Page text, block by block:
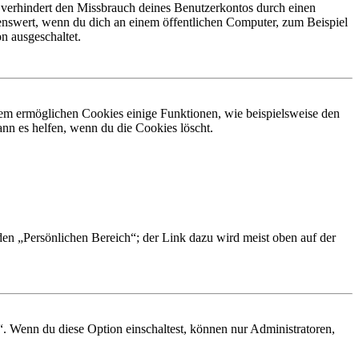
den Missbrauch deines Benutzerkontos durch einen
wenn du dich an einem öffentlichen Computer, zum Beispiel
ausgeschaltet.
ermöglichen Cookies einige Funktionen, wie beispielsweise den
es helfen, wenn du die Cookies löscht.
„Persönlichen Bereich“; der Link dazu wird meist oben auf der
du diese Option einschaltest, können nur Administratoren,